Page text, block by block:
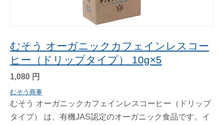
むそう オーガニックカフェインレスコー
ヒー（ドリップタイプ） 10g×5
1,080 円
むそう商事
むそう オーガニックカフェインレスコーヒー（ドリップ
タイプ） は、有機JAS認定のオーガニック食品です。イ